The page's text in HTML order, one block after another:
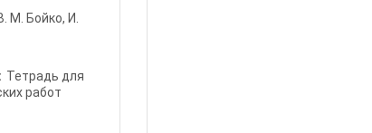
М. Бойко, И.
Тетрадь для
работ